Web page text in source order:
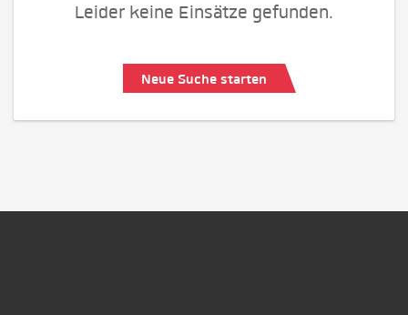
Leider keine Einsätze gefunden.
Neue Suche starten